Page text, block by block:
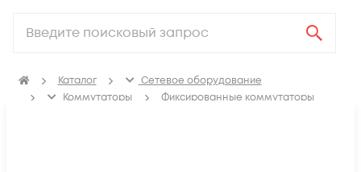
Каталог
Сетевое оборудование
Коммутаторы
Фиксированные коммутаторы